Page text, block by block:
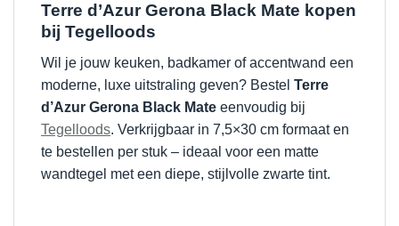
Terre d’Azur Gerona Black Mate kopen
bij Tegelloods
Wil je jouw keuken, badkamer of accentwand een
moderne, luxe uitstraling geven? Bestel Terre
d’Azur Gerona Black Mate eenvoudig bij
Tegelloods. Verkrijgbaar in 7,5×30 cm formaat en
te bestellen per stuk – ideaal voor een matte
wandtegel met een diepe, stijlvolle zwarte tint.